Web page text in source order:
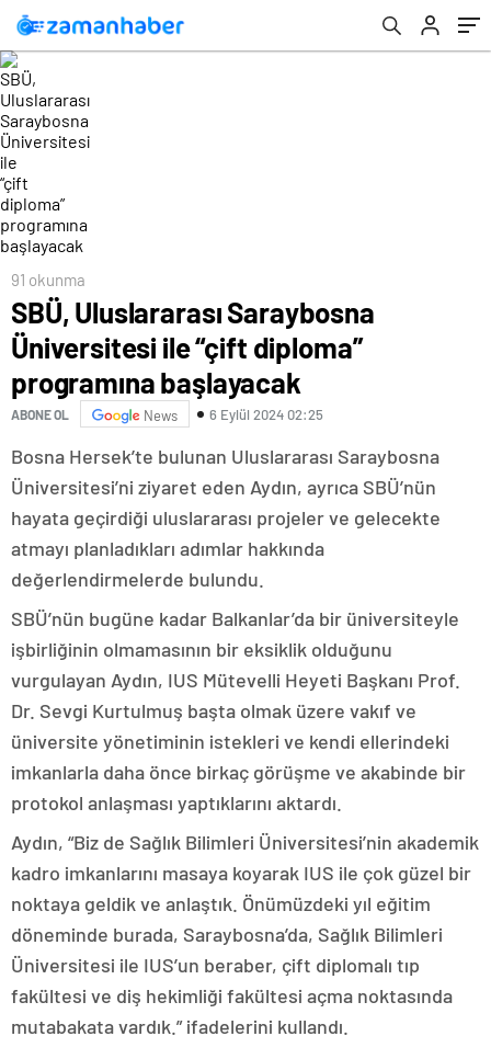
91 okunma
SBÜ, Uluslararası Saraybosna
Üniversitesi ile “çift diploma”
programına başlayacak
ABONE OL News 6 Eylül 2024 02:25
Bosna Hersek’te bulunan Uluslararası Saraybosna
Üniversitesi’ni ziyaret eden Aydın, ayrıca SBÜ’nün
hayata geçirdiği uluslararası projeler ve gelecekte
atmayı planladıkları adımlar hakkında
değerlendirmelerde bulundu.
SBÜ’nün bugüne kadar Balkanlar’da bir üniversiteyle
işbirliğinin olmamasının bir eksiklik olduğunu
vurgulayan Aydın, IUS Mütevelli Heyeti Başkanı Prof.
Dr. Sevgi Kurtulmuş başta olmak üzere vakıf ve
üniversite yönetiminin istekleri ve kendi ellerindeki
imkanlarla daha önce birkaç görüşme ve akabinde bir
protokol anlaşması yaptıklarını aktardı.
Aydın, “Biz de Sağlık Bilimleri Üniversitesi’nin akademik
kadro imkanlarını masaya koyarak IUS ile çok güzel bir
noktaya geldik ve anlaştık. Önümüzdeki yıl eğitim
döneminde burada, Saraybosna’da, Sağlık Bilimleri
Üniversitesi ile IUS’un beraber, çift diplomalı tıp
fakültesi ve diş hekimliği fakültesi açma noktasında
mutabakata vardık.” ifadelerini kullandı.